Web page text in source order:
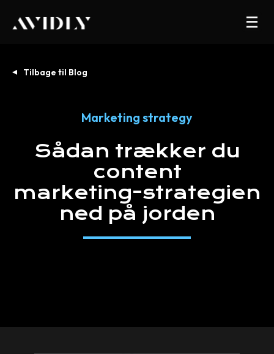
Tilbage til Blog
Marketing strategy
Sådan trækker du
content
marketing-strategien
ned på jorden